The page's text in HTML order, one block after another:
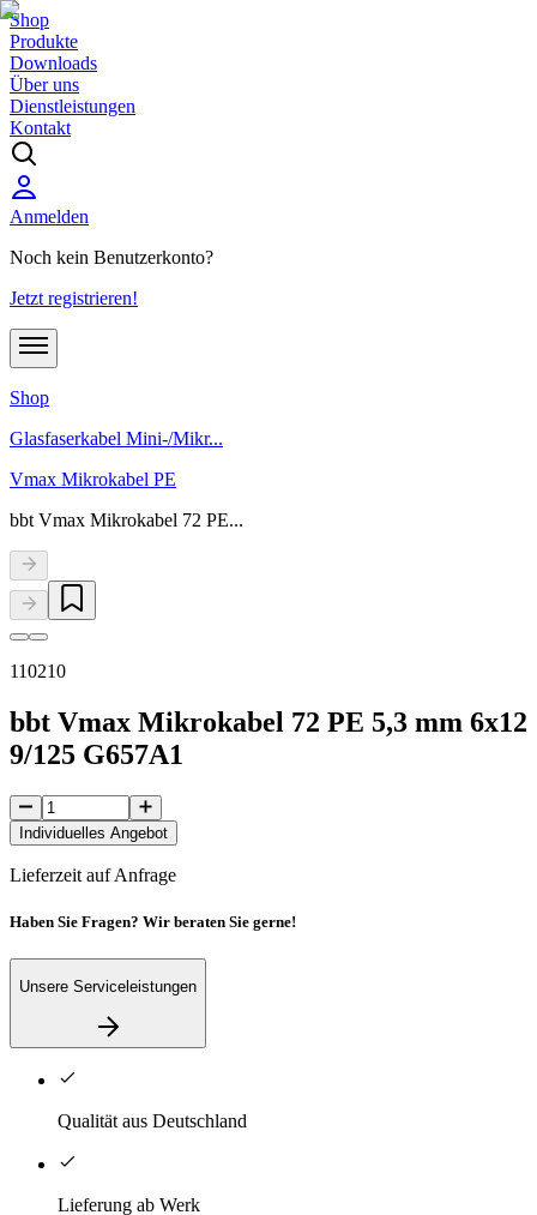
Shop
Produkte
Downloads
Über uns
Dienstleistungen
Kontakt
Anmelden
Noch kein Benutzerkonto?
Jetzt registrieren!
Shop
Glasfaserkabel Mini-/Mikr...
Vmax Mikrokabel PE
bbt Vmax Mikrokabel 72 PE...
110210
bbt Vmax Mikrokabel 72 PE 5,3 mm 6x12
9/125 G657A1
Individuelles Angebot
Lieferzeit auf Anfrage
Haben Sie Fragen? Wir beraten Sie gerne!
Unsere Serviceleistungen
Qualität aus Deutschland
Lieferung ab Werk